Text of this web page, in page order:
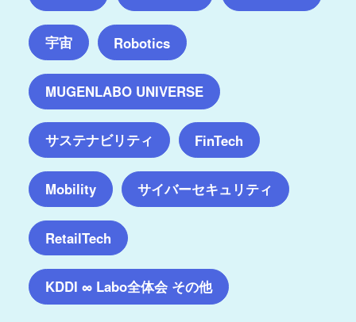
宇宙 Robotics
MUGENLABO UNIVERSE
サステナビリティ FinTech
Mobility サイバーセキュリティ
RetailTech
KDDI ∞ Labo全体会 その他